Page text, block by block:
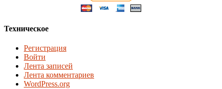
Техническое
Регистрация
Войти
Лента записей
Лента комментариев
WordPress.org